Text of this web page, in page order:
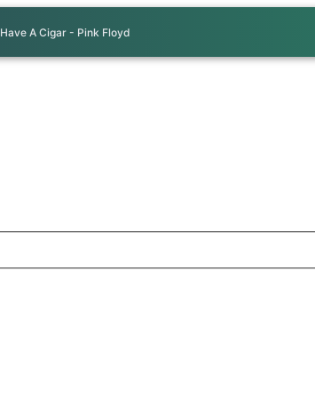
Have A Cigar - Pink Floyd